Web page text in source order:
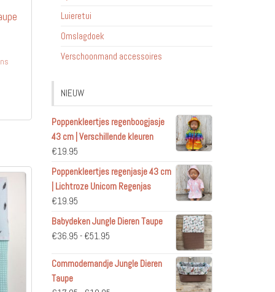
kan
gekozen
Luieretui
Omslagdoek
Verschoonmand accessoires
NIEUW
Poppenkleertjes regenboogjasje
43 cm | Verschillende kleuren
€19.95
Poppenkleertjes regenjasje 43 cm
| Lichtroze Unicorn Regenjas
€19.95
Babydeken Jungle Dieren Taupe
€36.95 - €51.95Prijsklasse:
tot
Commodemandje Jungle Dieren
Taupe